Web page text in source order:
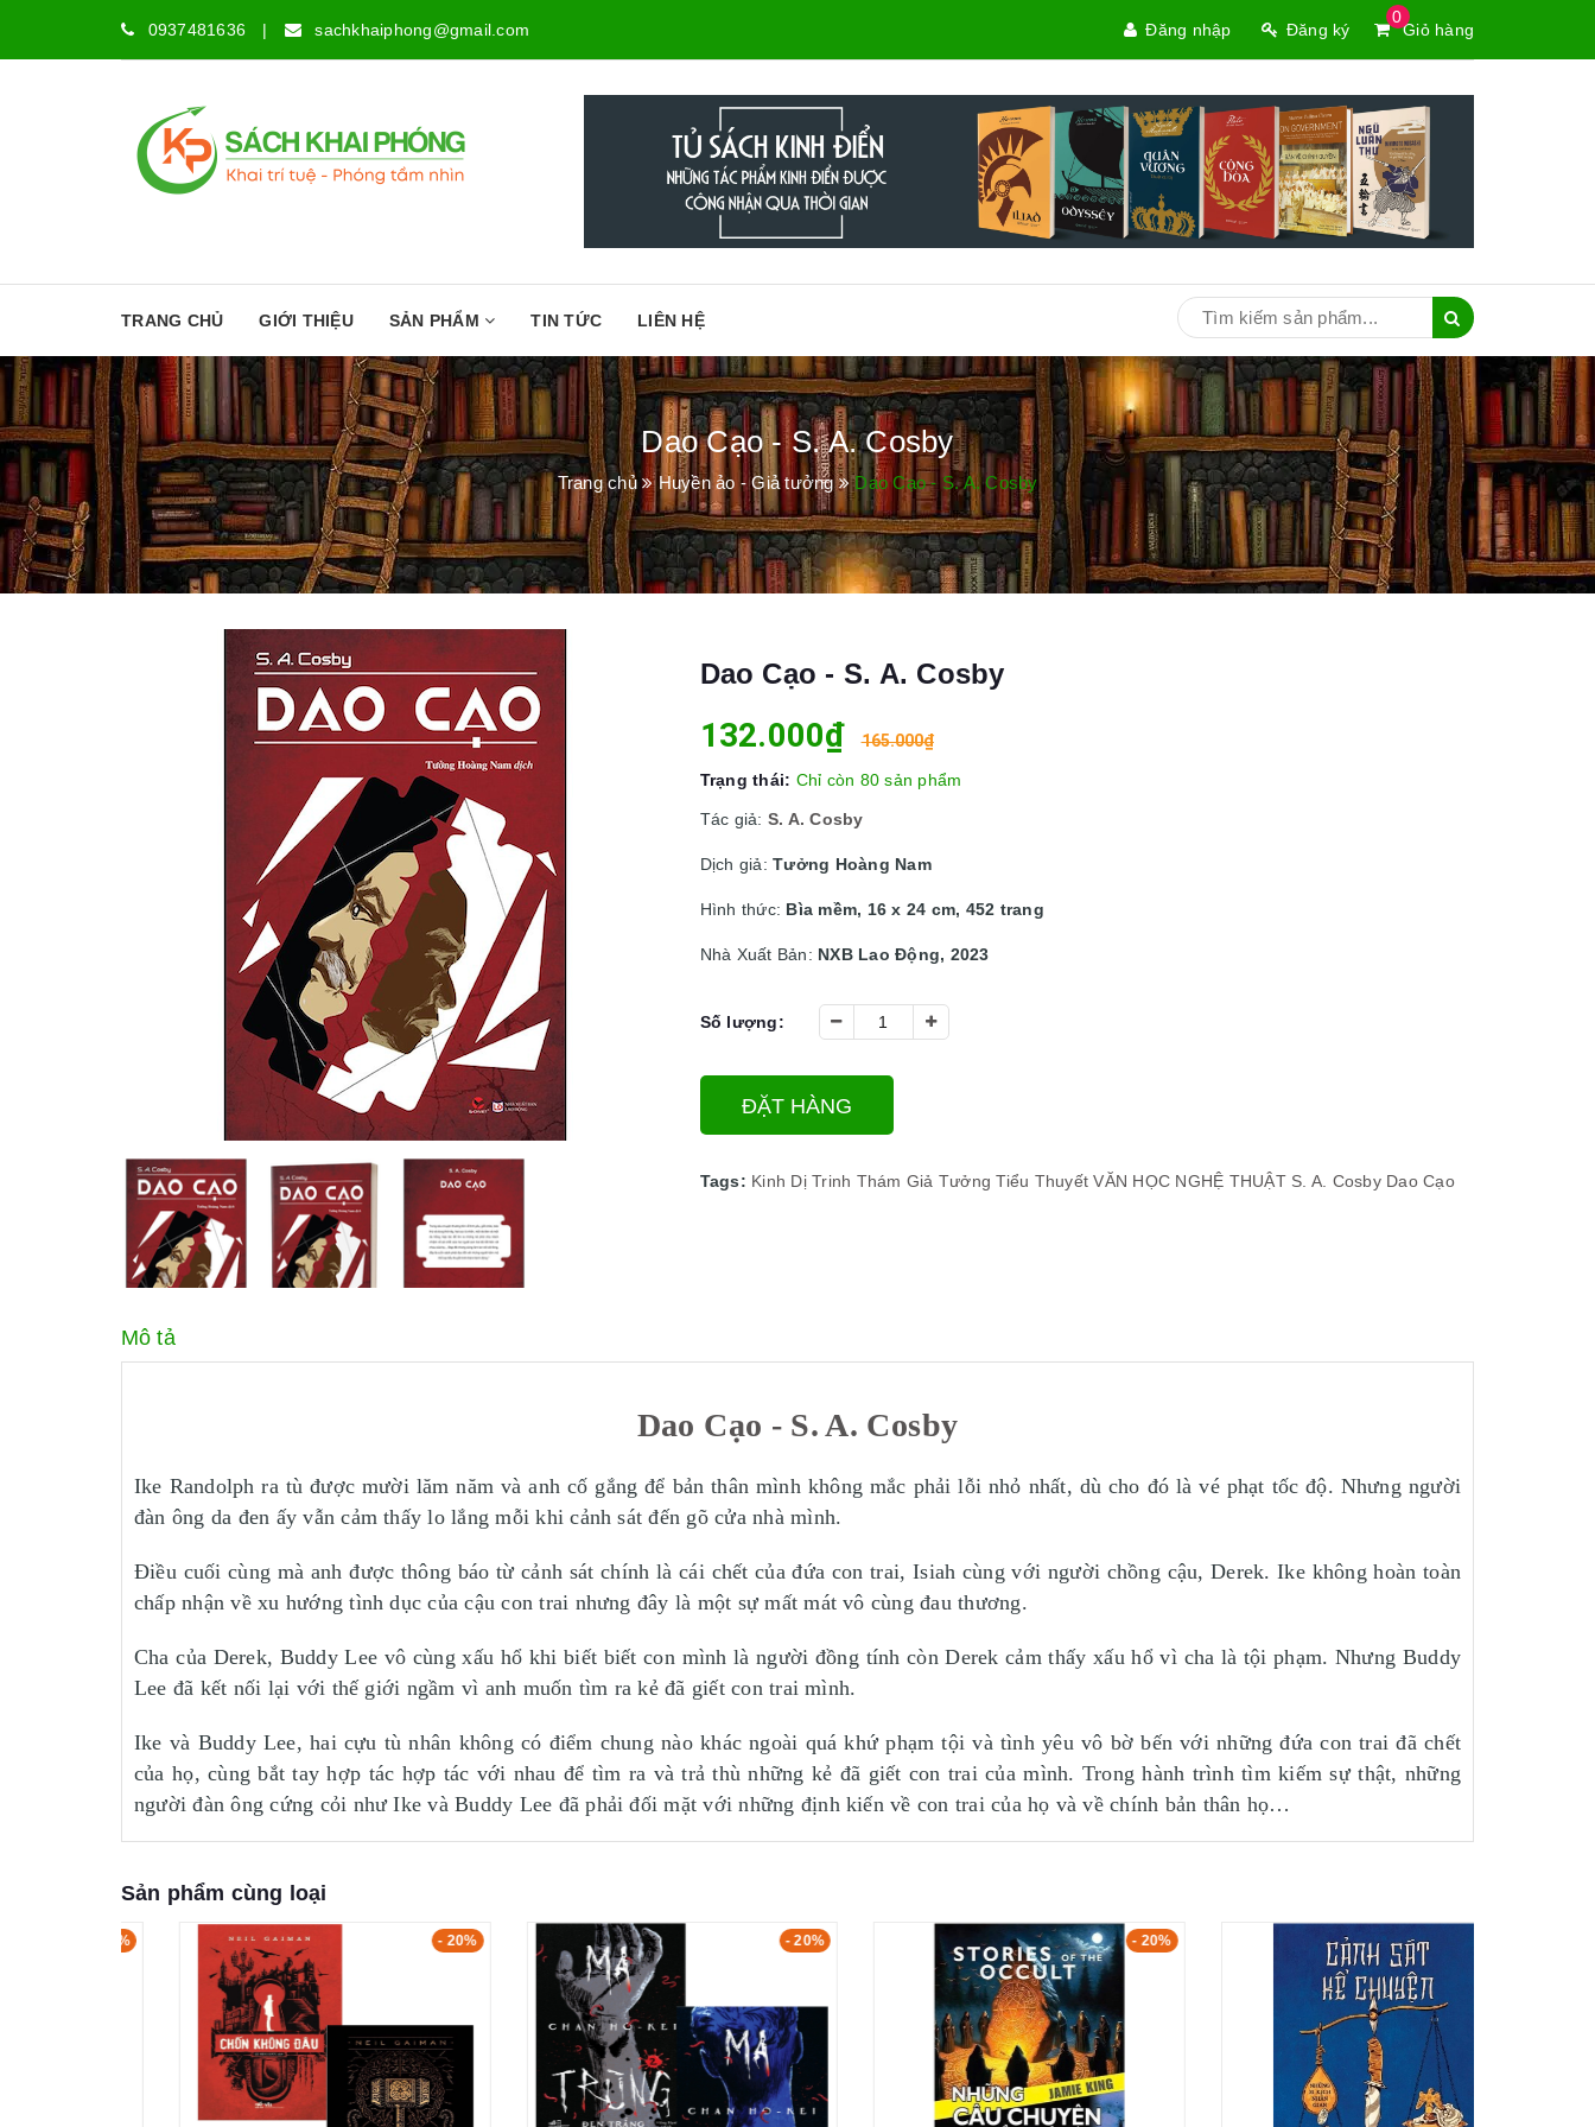
0937481636 | sachkhaiphong@gmail.com
0
Giỏ hàng
Đăng nhập Đăng ký
TRANG CHỦ GIỚI THIỆU SẢN PHẨM TIN TỨC LIÊN HỆ
Dao Cạo - S. A. Cosby
Trang chủ Huyền ảo - Giả tưởng Dao Cạo - S. A. Cosby
Dao Cạo - S. A. Cosby
132.000₫ 165.000₫
Trạng thái: Chỉ còn 80 sản phẩm
Tác giả: S. A. Cosby
Dịch giả: Tưởng Hoàng Nam
Hình thức: Bìa mềm, 16 x 24 cm, 452 trang
Nhà Xuất Bản: NXB Lao Động, 2023
Số lượng:
ĐẶT HÀNG
Tags: Kinh Dị Trinh Thám Giả Tưởng Tiểu Thuyết VĂN HỌC NGHỆ THUẬT S. A. Cosby Dao Cạo
Mô tả
Dao Cạo - S. A. Cosby
Ike Randolph ra tù được mười lăm năm và anh cố gắng để bản thân mình không mắc phải lỗi nhỏ nhất, dù cho đó là vé phạt tốc độ. Nhưng người
đàn ông da đen ấy vẫn cảm thấy lo lắng mỗi khi cảnh sát đến gõ cửa nhà mình.
Điều cuối cùng mà anh được thông báo từ cảnh sát chính là cái chết của đứa con trai, Isiah cùng với người chồng cậu, Derek. Ike không hoàn toàn
chấp nhận về xu hướng tình dục của cậu con trai nhưng đây là một sự mất mát vô cùng đau thương.
Cha của Derek, Buddy Lee vô cùng xấu hổ khi biết biết con mình là người đồng tính còn Derek cảm thấy xấu hổ vì cha là tội phạm. Nhưng Buddy
Lee đã kết nối lại với thế giới ngầm vì anh muốn tìm ra kẻ đã giết con trai mình.
Ike và Buddy Lee, hai cựu tù nhân không có điểm chung nào khác ngoài quá khứ phạm tội và tình yêu vô bờ bến với những đứa con trai đã chết
của họ, cùng bắt tay hợp tác hợp tác với nhau để tìm ra và trả thù những kẻ đã giết con trai của mình. Trong hành trình tìm kiếm sự thật, những
người đàn ông cứng cỏi như Ike và Buddy Lee đã phải đối mặt với những định kiến về con trai của họ và về chính bản thân họ…
Sản phẩm cùng loại
- 20% - 20%